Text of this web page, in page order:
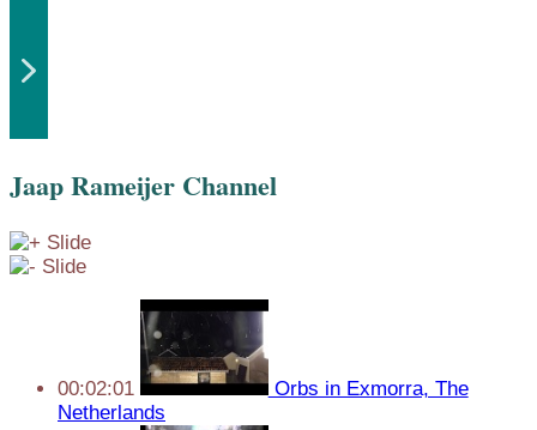
Jaap Rameijer Channel
00:02:01
Orbs in Exmorra, The
Netherlands